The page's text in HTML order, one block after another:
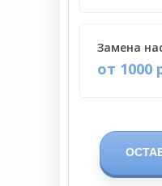
от 1000
Замена